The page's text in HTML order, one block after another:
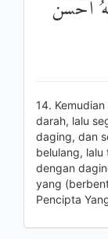
أَحْسَنُ
14.
darah, lalu
daging, dan
belulang,
dengan
yang
Pencipta